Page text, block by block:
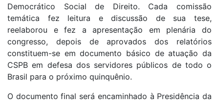
Democrático Social de Direito. Cada comissão
temática fez leitura e discussão de sua tese,
reelaborou e fez a apresentação em plenária do
congresso, depois de aprovados dos relatórios
constituem-se em documento básico de atuação da
CSPB em defesa dos servidores públicos de todo o
Brasil para o próximo quinquênio.
O documento final será encaminhado à Presidência da